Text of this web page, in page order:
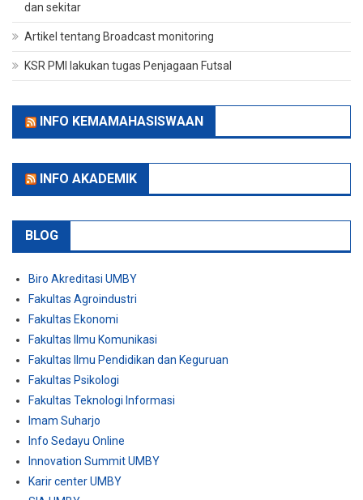
dan sekitar
Artikel tentang Broadcast monitoring
KSR PMI lakukan tugas Penjagaan Futsal
INFO KEMAMAHASISWAAN
INFO AKADEMIK
BLOG
Biro Akreditasi UMBY
Fakultas Agroindustri
Fakultas Ekonomi
Fakultas Ilmu Komunikasi
Fakultas Ilmu Pendidikan dan Keguruan
Fakultas Psikologi
Fakultas Teknologi Informasi
Imam Suharjo
Info Sedayu Online
Innovation Summit UMBY
Karir center UMBY